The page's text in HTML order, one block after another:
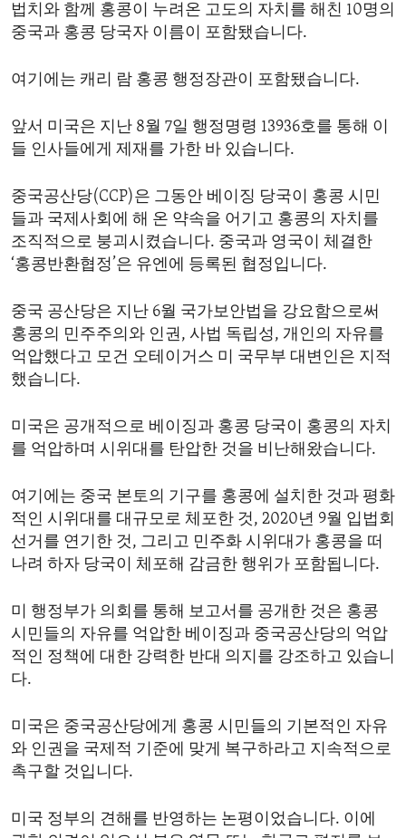
ECONOMY AND TRADE
ENVIRONMENT AND HEALTH
IDEALS AND INSTITUTIONS
법치와 함께 홍콩이 누려온 고도의 자치를 해친 10명의
중국과 홍콩 당국자 이름이 포함됐습니다.
여기에는 캐리 람 홍콩 행정장관이 포함됐습니다.
앞서 미국은 지난 8월 7일 행정명령 13936호를 통해 이
들 인사들에게 제재를 가한 바 있습니다.
중국공산당(CCP)은 그동안 베이징 당국이 홍콩 시민
들과 국제사회에 해 온 약속을 어기고 홍콩의 자치를
조직적으로 붕괴시켰습니다. 중국과 영국이 체결한
‘홍콩반환협정’은 유엔에 등록된 협정입니다.
중국 공산당은 지난 6월 국가보안법을 강요함으로써
홍콩의 민주주의와 인권, 사법 독립성, 개인의 자유를
억압했다고 모건 오테이거스 미 국무부 대변인은 지적
했습니다.
미국은 공개적으로 베이징과 홍콩 당국이 홍콩의 자치
를 억압하며 시위대를 탄압한 것을 비난해왔습니다.
여기에는 중국 본토의 기구를 홍콩에 설치한 것과 평화
적인 시위대를 대규모로 체포한 것, 2020년 9월 입법회
선거를 연기한 것, 그리고 민주화 시위대가 홍콩을 떠
나려 하자 당국이 체포해 감금한 행위가 포함됩니다.
미 행정부가 의회를 통해 보고서를 공개한 것은 홍콩
시민들의 자유를 억압한 베이징과 중국공산당의 억압
적인 정책에 대한 강력한 반대 의지를 강조하고 있습니
다.
미국은 중국공산당에게 홍콩 시민들의 기본적인 자유
와 인권을 국제적 기준에 맞게 복구하라고 지속적으로
촉구할 것입니다.
미국 정부의 견해를 반영하는 논평이었습니다. 이에